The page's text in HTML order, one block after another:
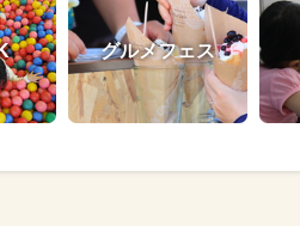
グルメフェス